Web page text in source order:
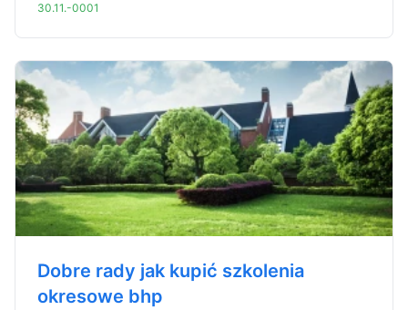
30.11.-0001
Dobre rady jak kupić szkolenia
okresowe bhp